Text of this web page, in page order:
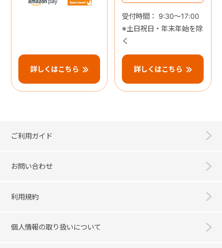
詳しくはこちら
受付時間： 9:30～17:00
※土日祝日・年末年始を除
く
詳しくはこちら
ご利用ガイド
お問い合わせ
利用規約
個人情報の取り扱いについて